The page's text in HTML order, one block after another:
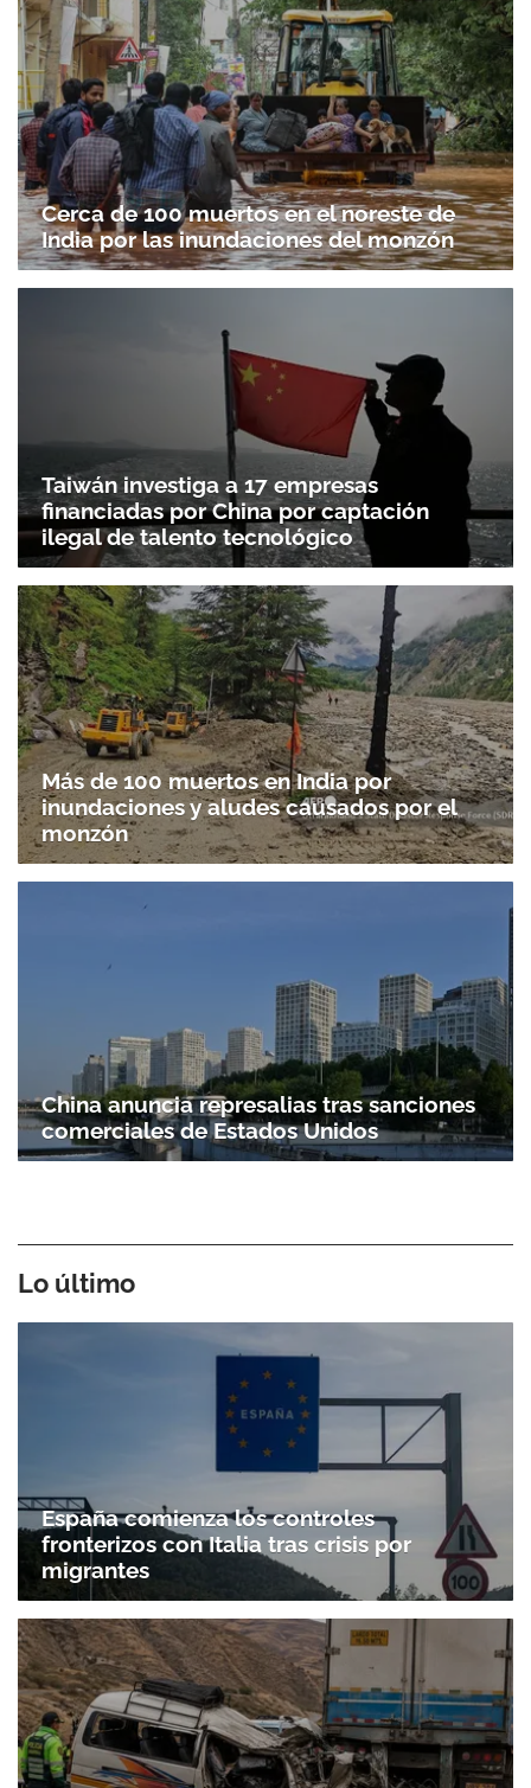
Cerca de 100 muertos en el noreste de
India por las inundaciones del monzón
Taiwán investiga a 17 empresas
financiadas por China por captación
ilegal de talento tecnológico
Más de 100 muertos en India por
inundaciones y aludes causados por el
monzón
China anuncia represalias tras sanciones
comerciales de Estados Unidos
Lo último
España comienza los controles
fronterizos con Italia tras crisis por
migrantes